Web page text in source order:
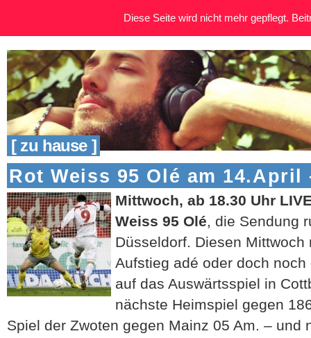
[ zu hause ]
Rot Weiss 95 Olé am 14.April
Mittwoch, ab 18.30 Uhr
Weiss 95 Olé, die Sendung
Düsseldorf. Diesen
Aufstieg adé oder doch
auf das Auswärtsspiel in
nächste Heimspiel gegen
Spiel der Zwoten gegen Mainz 05 Am. –
Diese Seite wird nicht mehr gepflegt.